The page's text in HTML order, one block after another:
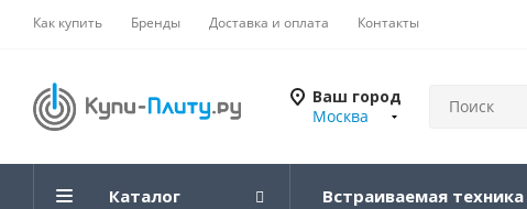
Как купить Бренды Доставка и оплата Контакты
Ваш город
Москва
Каталог Встраиваемая техника